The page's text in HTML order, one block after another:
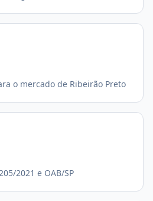
o mercado de Ribeirão Preto
2021 e OAB/SP